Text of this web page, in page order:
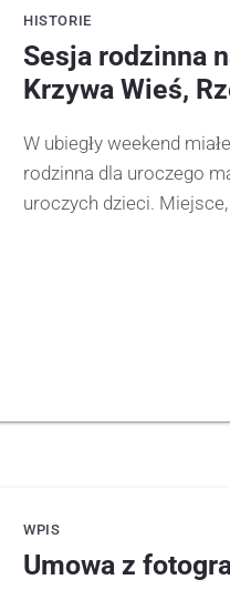
HISTORIE
Sesja rodzinna
Krzywa Wieś,
W ubiegły weekend
rodzinna dla uroczego
uroczych dzieci.
WPIS
Umowa z